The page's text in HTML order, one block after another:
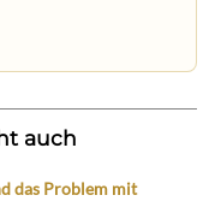
auch
das Problem mit